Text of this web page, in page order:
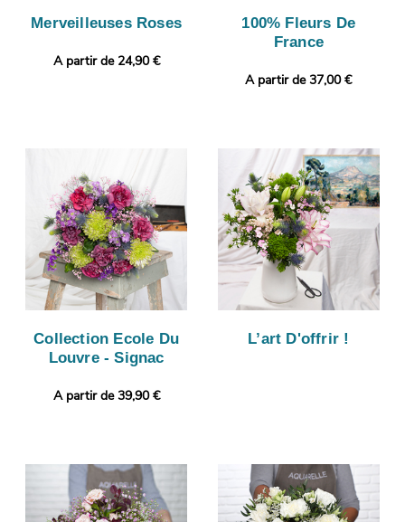
Merveilleuses Roses
A partir de 24,90 €
100% Fleurs De
France
A partir de 37,00 €
Collection Ecole Du
Louvre - Signac
A partir de 39,90 €
L’art D'offrir !